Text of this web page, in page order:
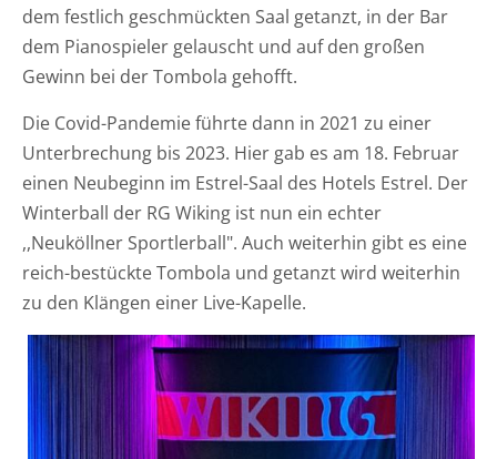
dem festlich geschmückten Saal getanzt, in der Bar
dem Pianospieler gelauscht und auf den großen
Gewinn bei der Tombola gehofft.
Die Covid-Pandemie führte dann in 2021 zu einer
Unterbrechung bis 2023. Hier gab es am 18. Februar
einen Neubeginn im Estrel-Saal des Hotels Estrel. Der
Winterball der RG Wiking ist nun ein echter
,,Neuköllner Sportlerball". Auch weiterhin gibt es eine
reich-bestückte Tombola und getanzt wird weiterhin
zu den Klängen einer Live-Kapelle.